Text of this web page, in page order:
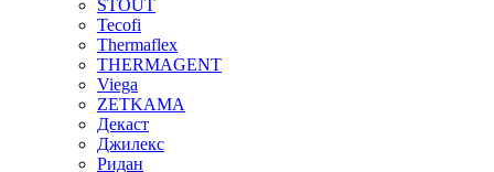
STOUT
Tecofi
Thermaflex
THERMAGENT
Viega
ZETKAMA
Декаст
Джилекс
Ридан